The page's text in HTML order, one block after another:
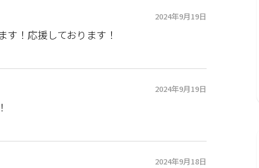
2024年9月19日
！応援しております！
2024年9月19日
2024年9月18日